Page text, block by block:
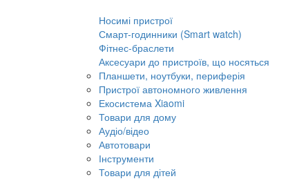
Носимі пристрої
Смарт-годинники (Smart watch)
Фітнес-браслети
Аксесуари до пристроїв, що носяться
Планшети, ноутбуки, периферія
Пристрої автономного живлення
Екосистема Xiaomi
Товари для дому
Аудіо/відео
Автотовари
Інструменти
Товари для дітей